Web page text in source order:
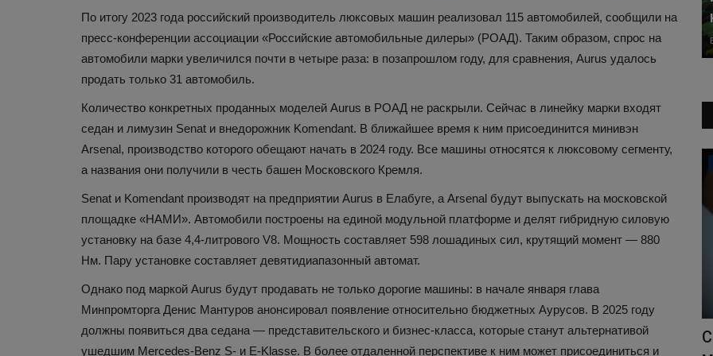
По итогу 2023 года российский производитель люксовых машин реализовал 115 автомобилей, сообщили на
пресс-конференции ассоциации «Российские автомобильные дилеры» (РОАД). Таким образом, спрос на
автомобили марки увеличился почти в четыре раза: в позапрошлом году, для сравнения, Aurus удалось
продать только 31 автомобиль.
Количество конкретных проданных моделей Aurus в РОАД не раскрыли. Сейчас в линейку марки входят
седан и лимузин Senat и внедорожник Komendant. В ближайшее время к ним присоединится минивэн
Arsenal, производство которого обещают начать в 2024 году. Все машины относятся к люксовому сегменту,
а названия они получили в честь башен Московского Кремля.
Senat и Komendant производят на предприятии Aurus в Елабуге, а Arsenal будут выпускать на московской
площадке «НАМИ». Автомобили построены на единой модульной платформе и делят гибридную силовую
установку на базе 4,4-литрового V8. Мощность составляет 598 лошадиных сил, крутящий момент — 880
Нм. Пару установке составляет девятидиапазонный автомат.
Однако под маркой Aurus будут продавать не только дорогие машины: в начале января глава
Минпромторга Денис Мантуров анонсировал появление относительно бюджетных Аурусов. В 2025 году
должны появиться два седана — представительского и бизнес-класса, которые станут альтернативой
ушедшим Mercedes-Benz S- и E-Klasse. В более отдаленной перспективе к ним может присоединиться и
11 знакомых слов, происхождение
Созданы текстильные волокна, куда